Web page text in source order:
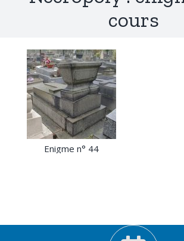
cours
Enigme n° 44